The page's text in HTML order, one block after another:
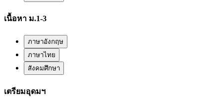
เนื้อหา ม.1-3
ภาษาอังกฤษ
ภาษาไทย
สังคมศึกษา
เตรียมอุดมฯ